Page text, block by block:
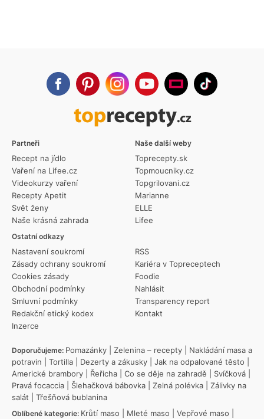
Partneři
Recept na jídlo
Vaření na Lifee.cz
Videokurzy vaření
Recepty Apetit
Svět ženy
Naše krásná zahrada
Ostatní odkazy
Nastavení soukromí
Zásady ochrany soukromí
Cookies zásady
Obchodní podmínky
Smluvní podmínky
Redakční etický kodex
Inzerce
RSS
Kariéra v Topreceptech
Foodie
Nahlásit
Transparency report
Kontakt
Naše další weby
Toprecepty.sk
Topmoucniky.cz
Topgrilovani.cz
Marianne
ELLE
Lifee
Doporučujeme: Pomazánky Zelenina – recepty
Nakládání masa a
potravin
Tortilla Dezerty a zákusky Jak na odpalované těsto
Americké brambory
Řeřicha Co se děje na zahradě Svíčková
Pravá focaccia
Šlehačková bábovka Zelná polévka
Zálivky na
salát
Třešňová bublanina
Oblíbené kategorie: Krůtí maso Mleté maso Vepřové maso